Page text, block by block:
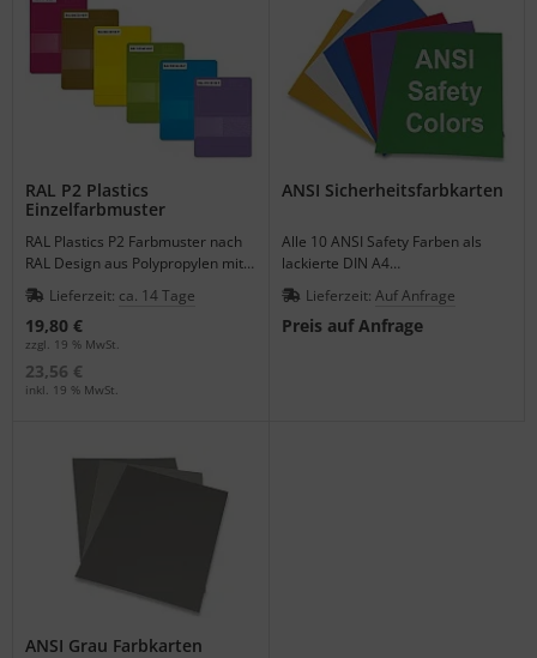
RAL P2 Plastics
Einzelfarbmuster
RAL Plastics P2 Farbmuster nach
RAL Design aus Polypropylen mit 3
Materialstärken.
Lieferzeit: ca. 14 Tage
19,80 €
zzgl. 19 % MwSt.
23,56 €
inkl. 19 % MwSt.
ANSI Sicherheitsfarbkarten
Alle 10 ANSI Safety Farben als
lackierte DIN A4
Farbmusterbogen von Munsell
einzeln bestellen.
Lieferzeit: Auf Anfrage
Preis auf Anfrage
ANSI Grau Farbkarten